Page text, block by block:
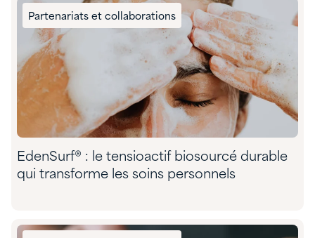
Partenariats et collaborations
EdenSurf® : le tensioactif biosourcé durable
qui transforme les soins personnels